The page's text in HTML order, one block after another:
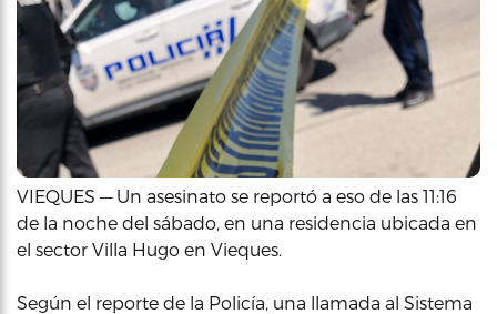
VIEQUES — Un asesinato se reportó a eso de las 11:16
de la noche del sábado, en una residencia ubicada en
el sector Villa Hugo en Vieques.
Según el reporte de la Policía, una llamada al Sistema